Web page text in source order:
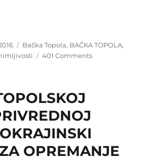
Categories
Bačka Topola, BAČKA TOPOLA,
401 Commentson
OPREMANJE